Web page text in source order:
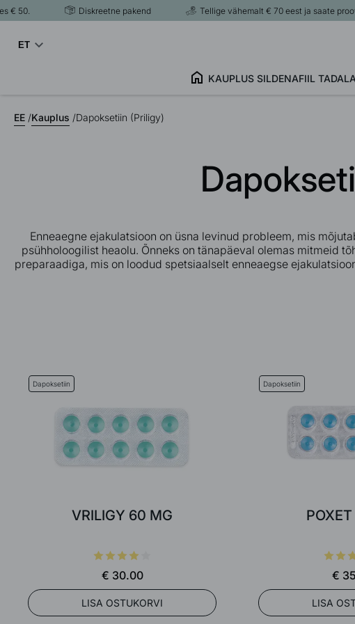
50. Diskreetne pakend Tellige vähemalt € 70 eest ja saate
ET
KAUPLUS SILDENAFIIL
EE /Kauplus /Dapoksetiin (Priligy)
Enneaegne ejakulatsioon on üsna levinud probleem, mis
psühholoogilist heaolu. Õnneks on tänapäeval olemas mitmeid
preparaadiga, mis on loodud spetsiaalselt enneaegse
Dapoksetiin
VRILIGY 60 MG
€ 30.00
LISA OSTUKORVI
Dapoksetiin
€
LISA